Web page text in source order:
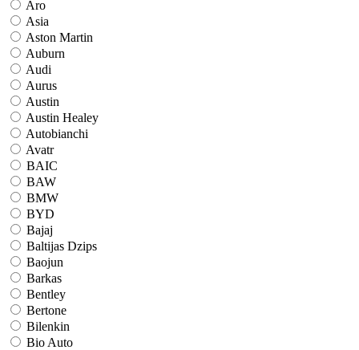
Aro
Asia
Aston Martin
Auburn
Audi
Aurus
Austin
Austin Healey
Autobianchi
Avatr
BAIC
BAW
BMW
BYD
Bajaj
Baltijas Dzips
Baojun
Barkas
Bentley
Bertone
Bilenkin
Bio Auto